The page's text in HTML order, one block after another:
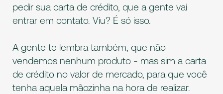
pedir sua carta de crédito, que a gente vai
entrar em contato. Viu? É só isso.
A gente te lembra também, que não
vendemos nenhum produto - mas sim a carta
de crédito no valor de mercado, para que você
tenha aquela mãozinha na hora de realizar.